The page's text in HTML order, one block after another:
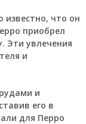
известно, что он
приобрел
Эти увлечения
и
и
его в
для Перро